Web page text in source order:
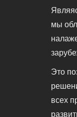
мы
Это
всех